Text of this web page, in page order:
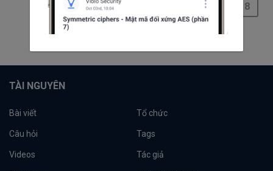
2 8
TÀI NGUYÊN
Bài viết Tổ chức
Câu hỏi Tags
Videos Tác giả